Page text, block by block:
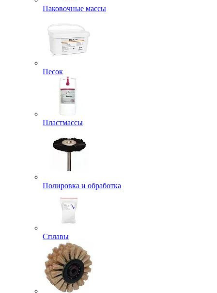
Паковочные массы
Песок
Пластмассы
Полировка и обработка
Сплавы